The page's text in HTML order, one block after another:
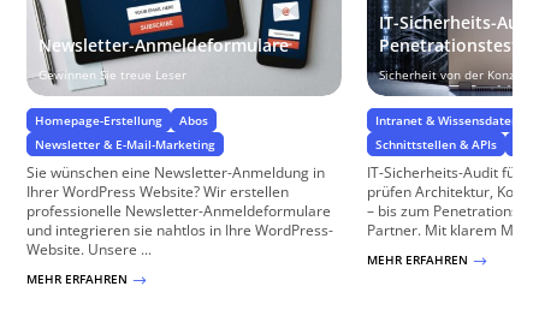
Newsletter-Anmeldeformulare
Gewinnen Sie treue Leser
Homepage-Erstellung
Abos
Newsletter & E-Mail-Marketing
Sie wünschen eine Newsletter-Anmeldung in
Ihrer WordPress Website? Wir erstellen
professionelle Newsletter-Anmeldeformulare
und integrieren sie nahtlos in Ihre WordPress-
Website. Unsere ...
MEHR ERFAHREN $
IT-Sicherheits-
Penetrationstest
Sicherheit von der
Intranet &
Schnittstellen & APIs
IT-Sicherheits-Audit für
prüfen Architektur,
– bis zum
Partner. Mit klarem
MEHR ERFAHREN $